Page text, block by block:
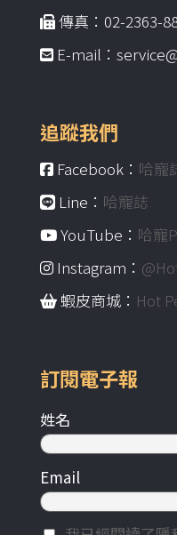
傳真：02-2363-
E-mail：
追蹤我們
Facebook： 哈寵
Line： 哈寵誌
YouTube： 哈寵
Instagram：
蝦皮商城： Hot
訂閱電子報
姓名
Email